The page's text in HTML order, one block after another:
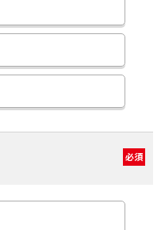
必須